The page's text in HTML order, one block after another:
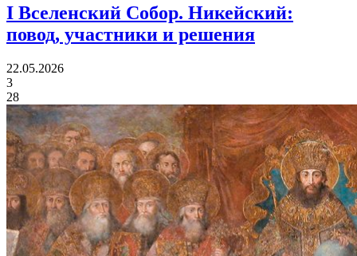
I Вселенский Собор. Никейский:
повод, участники и решения
22.05.2026
3
28